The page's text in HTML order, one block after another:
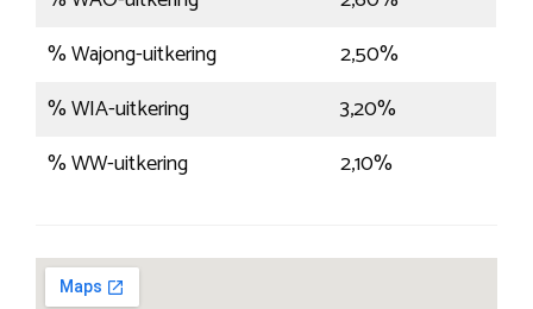
% Wajong-uitkering
2,50%
% WIA-uitkering
3,20%
% WW-uitkering
2,10%